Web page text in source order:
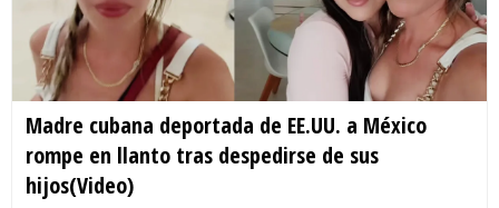
Madre cubana deportada de EE.UU. a México
rompe en llanto tras despedirse de sus
hijos(Video)